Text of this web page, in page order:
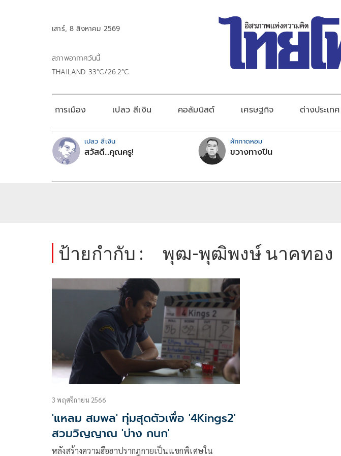
เสาร์, 8 สิงหาคม 2569
สภาพอากาศวันนี้
THAILAND 33°C/26.2°C
การเมือง เปลว สีเงิน คอลัมนิสต์ เศรษฐกิจ ต่างประเทศ
เปลว สีเงิน
สวัสดี...คุณครู!
ผักกาดหอม
ขวางทางปืน
ป้ายกำกับ : พุฒ-พุฒิพงษ์ นาคทอง
3 พฤศจิกายน 2566
'แหลม สมพล' ทุ่มสุดตัวเพื่อ '4Kings2'
สวมวิญญาณ 'บ่าง กนก'
หลังสร้างความฮือฮาปรากฎกายเป็นแขกพิเศษใน